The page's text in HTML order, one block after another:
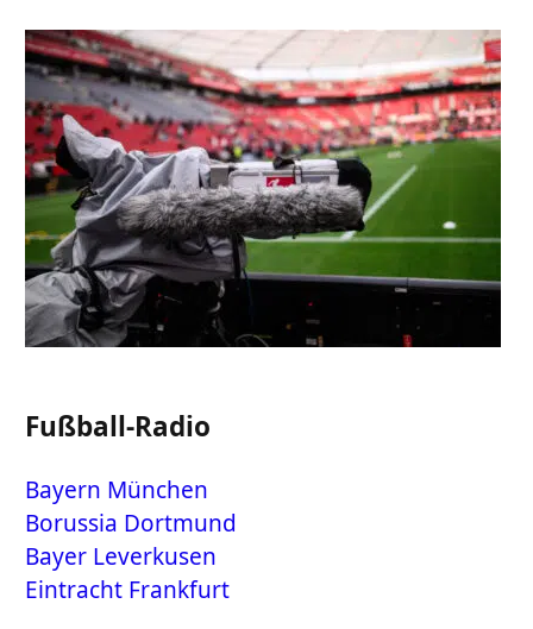
Fußball-Radio
Bayern München
Borussia Dortmund
Bayer Leverkusen
Eintracht Frankfurt